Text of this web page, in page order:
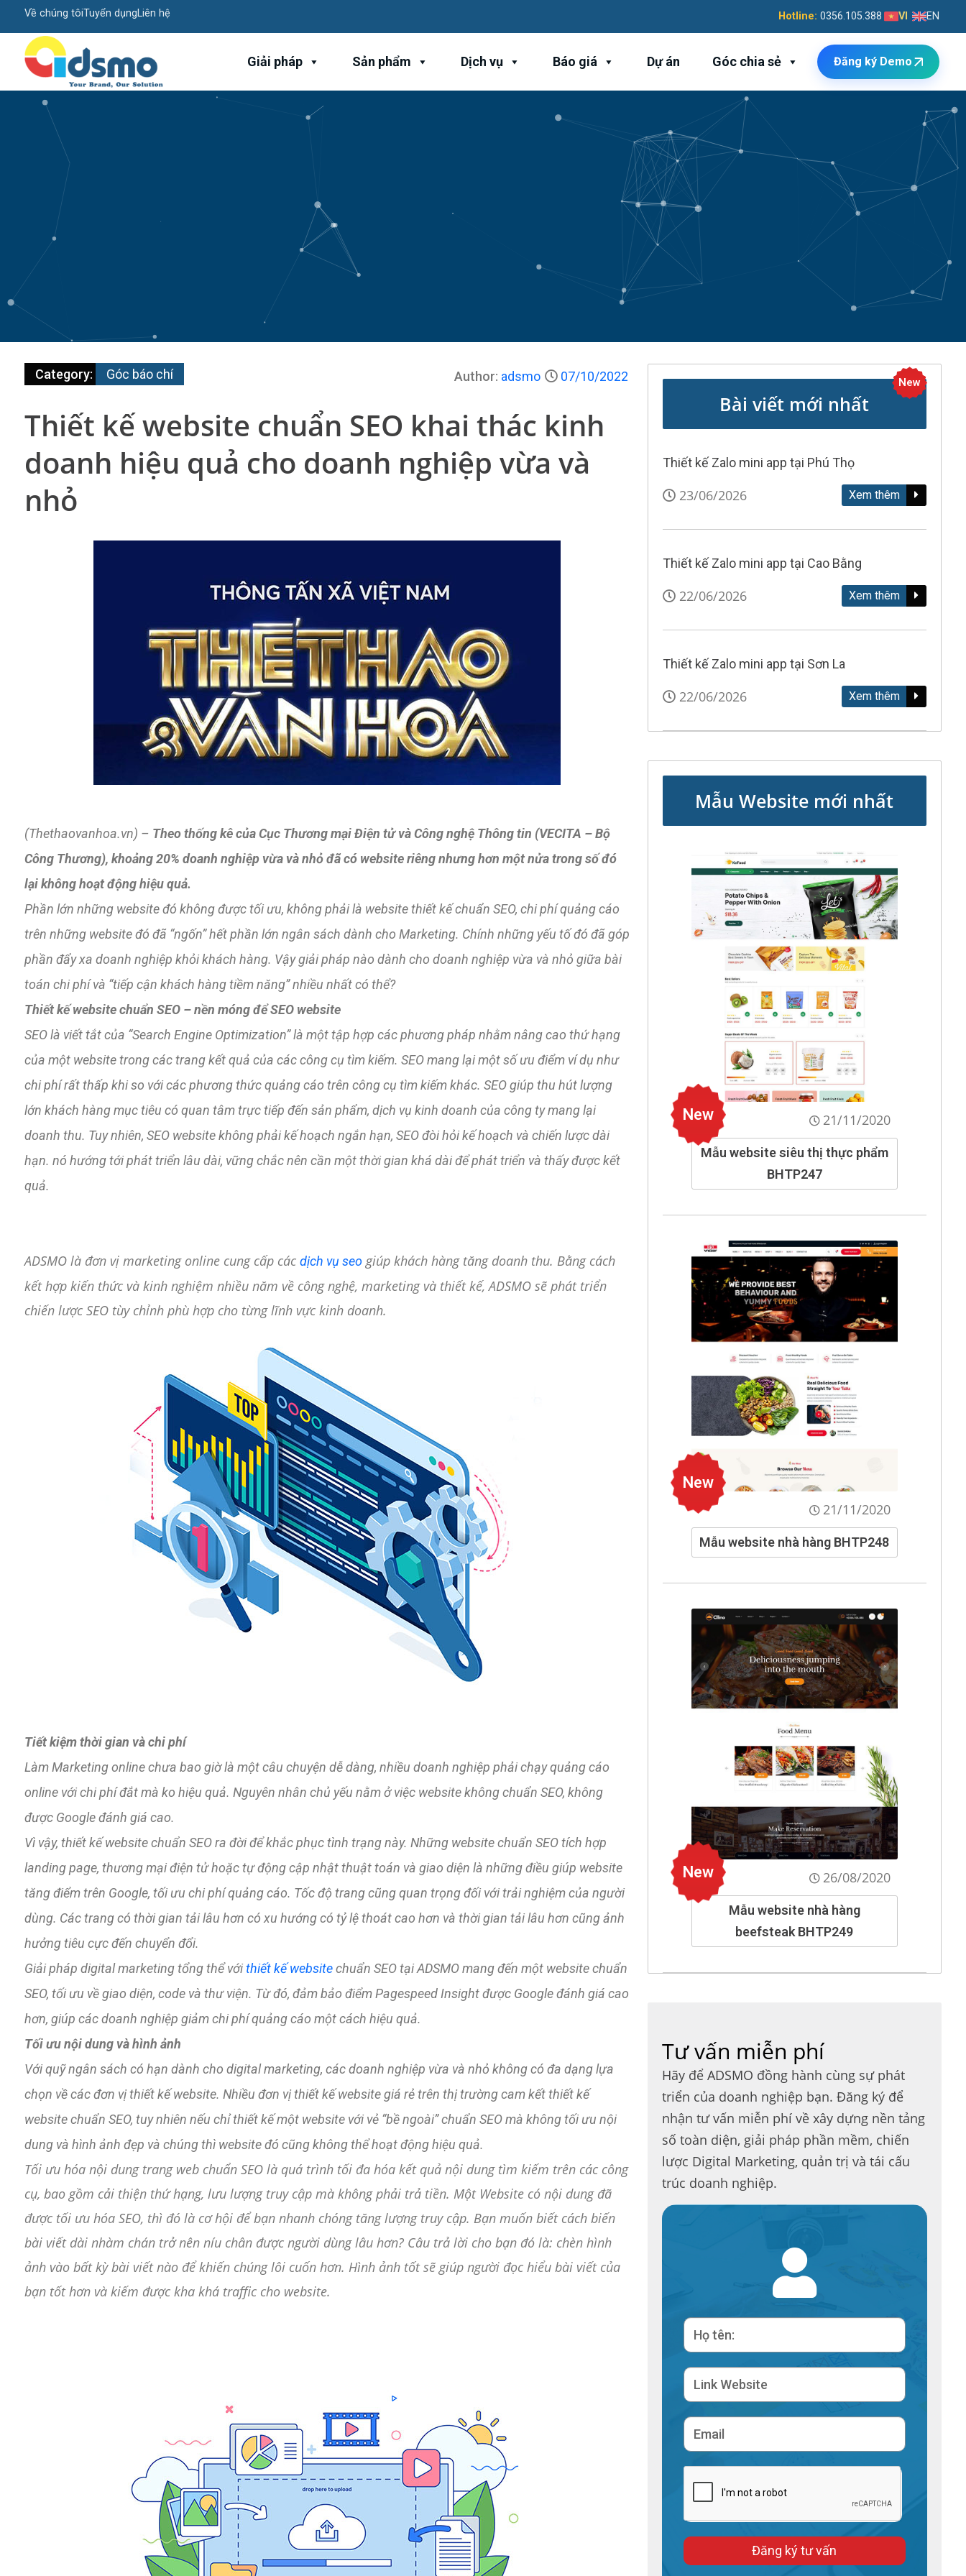
Về chúng tôiTuyển dụngLiên hệ Hotline: 0356.105.388 VI EN
Giải pháp Sản phẩm Dịch vụ Báo giá Dự án Góc chia sẻ Đăng ký Demo
Category: Góc báo chí 07/10/2022
Author: adsmo
Thiết kế website chuẩn SEO khai thác kinh
doanh hiệu quả cho doanh nghiệp vừa và
nhỏ
(Thethaovanhoa.vn) – Theo thống kê của Cục Thương mại Điện tử và Công nghệ Thông tin (VECITA – Bộ
Công Thương), khoảng 20% doanh nghiệp vừa và nhỏ đã có website riêng nhưng hơn một nửa trong số đó
lại không hoạt động hiệu quả.
Phần lớn những website đó không được tối ưu, không phải là website thiết kế chuẩn SEO, chi phí quảng cáo
trên những website đó đã “ngốn” hết phần lớn ngân sách dành cho Marketing. Chính những yếu tố đó đã góp
phần đẩy xa doanh nghiệp khỏi khách hàng. Vậy giải pháp nào dành cho doanh nghiệp vừa và nhỏ giữa bài
toán chi phí và “tiếp cận khách hàng tiềm năng” nhiều nhất có thể?
Thiết kế website chuẩn SEO – nền móng để SEO website
SEO là viết tắt của “Search Engine Optimization” là một tập hợp các phương pháp nhằm nâng cao thứ hạng
của một website trong các trang kết quả của các công cụ tìm kiếm. SEO mang lại một số ưu điểm ví dụ như
chi phí rất thấp khi so với các phương thức quảng cáo trên công cụ tìm kiếm khác. SEO giúp thu hút lượng
lớn khách hàng mục tiêu có quan tâm trực tiếp đến sản phẩm, dịch vụ kinh doanh của công ty mang lại
doanh thu. Tuy nhiên, SEO website không phải kế hoạch ngắn hạn, SEO đòi hỏi kế hoạch và chiến lược dài
hạn. nó hướng tới phát triển lâu dài, vững chắc nên cần một thời gian khá dài để phát triển và thấy được kết
quả.
ADSMO là đơn vị marketing online cung cấp các dịch vụ seogiúp khách hàng tăng doanh thu. Bằng cách
kết hợp kiến ​​thức và kinh nghiệm nhiều năm về công nghệ, marketing và thiết kế, ADSMO sẽ phát triển
chiến lược SEO tùy chỉnh phù hợp cho từng lĩnh vực kinh doanh.
Tiết kiệm thời gian và chi phí
Làm Marketing online chưa bao giờ là một câu chuyện dễ dàng, nhiều doanh nghiệp phải chạy quảng cáo
online với chi phí đắt mà ko hiệu quả. Nguyên nhân chủ yếu nằm ở việc website không chuẩn SEO, không
được Google đánh giá cao.
Vì vậy, thiết kế website chuẩn SEO ra đời để khắc phục tình trạng này. Những website chuẩn SEO tích hợp
landing page, thương mại điện tử hoặc tự động cập nhật thuật toán và giao diện là những điều giúp website
tăng điểm trên Google, tối ưu chi phí quảng cáo. Tốc độ trang cũng quan trọng đối với trải nghiệm của người
dùng. Các trang có thời gian tải lâu hơn có xu hướng có tỷ lệ thoát cao hơn và thời gian tải lâu hơn cũng ảnh
hưởng tiêu cực đến chuyển đổi.
Giải pháp digital marketing tổng thể vớithiết kế websitechuẩn SEO tại ADSMO mang đến một website chuẩn
SEO, tối ưu về giao diện, code và thư viện. Từ đó, đảm bảo điểm Pagespeed Insight được Google đánh giá cao
hơn, giúp các doanh nghiệp giảm chi phí quảng cáo một cách hiệu quả.
Tối ưu nội dung và hình ảnh
Với quỹ ngân sách có hạn dành cho digital marketing, các doanh nghiệp vừa và nhỏ không có đa dạng lựa
chọn về các đơn vị thiết kế website. Nhiều đơn vị thiết kế website giá rẻ trên thị trường cam kết thiết kế
website chuẩn SEO, tuy nhiên nếu chỉ thiết kế một website với vẻ “bề ngoài” chuẩn SEO mà không tối ưu nội
dung và hình ảnh đẹp và chúng thì website đó cũng không thể hoạt động hiệu quả.
Tối ưu hóa nội dung trang web chuẩn SEO là quá trình tối đa hóa kết quả nội dung tìm kiếm trên các công
cụ, bao gồm cải thiện thứ hạng, lưu lượng truy cập mà không phải trả tiền. Một Website có nội dung đã
được tối ưu hóa SEO, thì đó là cơ hội để bạn nhanh chóng tăng lượng truy cập. Bạn muốn biết cách biến
bài viết dài nhàm chán trở nên níu chân được người dùng lâu hơn? Câu trả lời cho bạn đó là: chèn hình
ảnh vào bất kỳ bài viết nào để khiến chúng lôi cuốn hơn. Hình ảnh tốt sẽ giúp người đọc hiểu bài viết của
bạn tốt hơn và kiếm được kha khá traffic cho website.
Bài viết mới nhất
New
Thiết kế Zalo mini app tại Phú Thọ
23/06/2026 Xem thêm
Thiết kế Zalo mini app tại Cao Bằng
22/06/2026 Xem thêm
Thiết kế Zalo mini app tại Sơn La
22/06/2026 Xem thêm
Mẫu Website mới nhất
New 21/11/2020
Mẫu website siêu thị thực phẩm
BHTP247
New
21/11/2020
Mẫu website nhà hàng BHTP248
New 26/08/2020
Mẫu website nhà hàng
beefsteak BHTP249
Tư vấn miễn phí
Hãy để ADSMO đồng hành cùng sự phát
triển của doanh nghiệp bạn. Đăng ký để
nhận tư vấn miễn phí về xây dựng nền tảng
số toàn diện, giải pháp phần mềm, chiến
lược Digital Marketing, quản trị và tái cấu
trúc doanh nghiệp.
Đăng ký tư vấn